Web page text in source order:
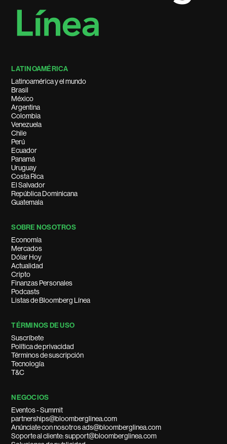
LATINOAMÉRICA
Latinoamérica y el mundo
Brasil
México
Argentina
Colombia
Venezuela
Chile
Perú
Ecuador
Panamá
Uruguay
Costa Rica
El Salvador
República Dominicana
Guatemala
SOBRE NOSOTROS
Economía
Mercados
Dólar Hoy
Actualidad
Cripto
Finanzas Personales
Podcasts
Listas de Bloomberg Línea
TÉRMINOS DE USO
Suscríbete
Política de privacidad
Términos de suscripción
Tecnología
T&C
NEGOCIOS
Eventos - Summit
partnerships@bloomberglinea.com
Anúnciate con nosotros ads@bloomberglinea.com
Soporte al cliente: support@bloomberglinea.com